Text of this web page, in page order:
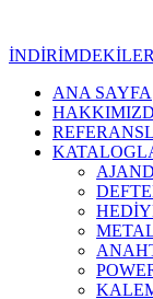
İNDİRİMDEKİLER
Kurumsal
ANA SAYFA